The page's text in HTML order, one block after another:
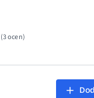
i szybki
o
(3 ocen)